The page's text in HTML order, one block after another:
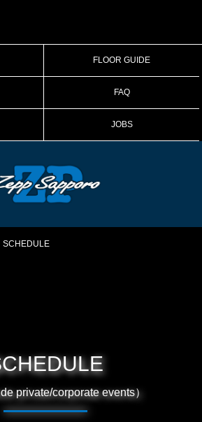
FLOOR GUIDE
FAQ
JOBS
SCHEDULE
private/corporate events）